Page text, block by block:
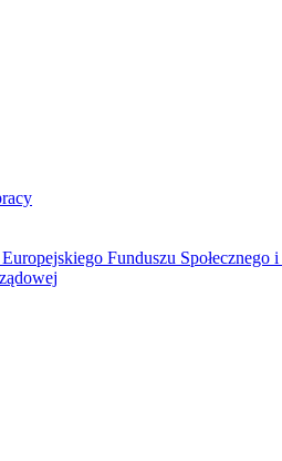
Funduszu Społecznego